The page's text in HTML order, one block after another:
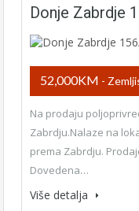
Donje Zabrdje
52,000KM -
Na prodaju
Zabrdju.Nalaze na
prema Zabrdju.
Dovedena…
Više detalja